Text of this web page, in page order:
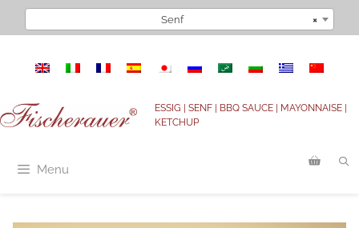
Inhalt
×
Senf
ESSIG | SENF | BBQ SAUCE | MAYONNAISE |
KETCHUP
Menu